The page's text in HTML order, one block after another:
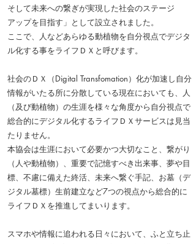
そして未来への繋ぎが実現した社会のステージ
アップを目指す」として設立されました。
ここで、人などあらゆる動植物を自分視点でデジタ
ル化する事をライフＤＸと呼びます。
社会のＤＸ（Digital Transfomation）化が加速し自分
情報がいたる所に分散している現在においても、人
（及び動植物）の生涯を様々な角度から自分視点で
総合的にデジタル化するライフＤＸサービスは見当
たりません。
本協会は生涯において必要かつ大切なこと、繋がり
（人や動植物）、重要で記憶すべき出来事、夢や目
標、不慮に備えた終活、未来へ繋ぐ手記、お墓（デ
ジタル墓標）生前建立など7つの視点から総合的に
ライフＤＸを推進してまいります。
スマホや情報に追われる日々において、ふと立ち止